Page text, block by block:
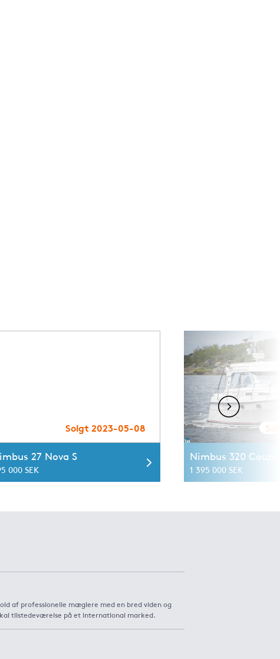
Solgt 2023-05-08
27 Nova S
000 SEK
Nimbus 320 Coupé
1 395 000 SEK
af professionelle mæglere med en bred viden og
tilstedeværelse på et international marked.